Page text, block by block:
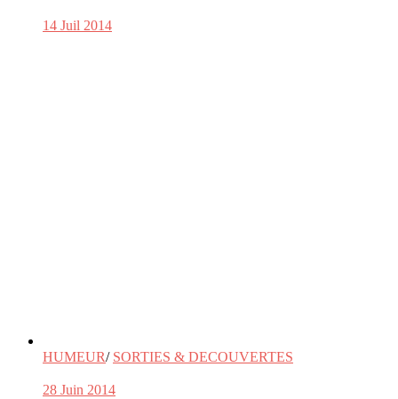
14 Juil 2014
HUMEUR/ SORTIES & DECOUVERTES
28 Juin 2014